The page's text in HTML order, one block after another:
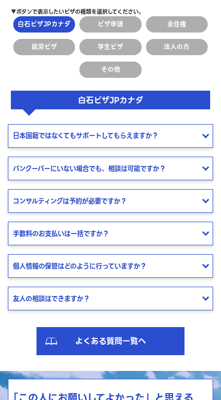
▼ボタンで表示したいビザの種類を選択してください。
白石ビザJPカナダ ビザ申請 永住権
就労ビザ 学生ビザ 法人の方
その他
白石ビザJPカナダ
日本国籍ではなくてもサポートしてもらえますか？
バンクーバーにいない場合でも、相談は可能ですか？
コンサルティングは予約が必要ですか？
手数料のお支払いは一括ですか？
個人情報の保管はどのように行っていますか？
友人の相談はできますか？
よくある質問一覧へ